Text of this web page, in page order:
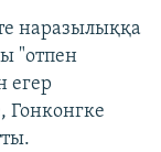
наразылыққа
"отпен
егер
Гонконгке